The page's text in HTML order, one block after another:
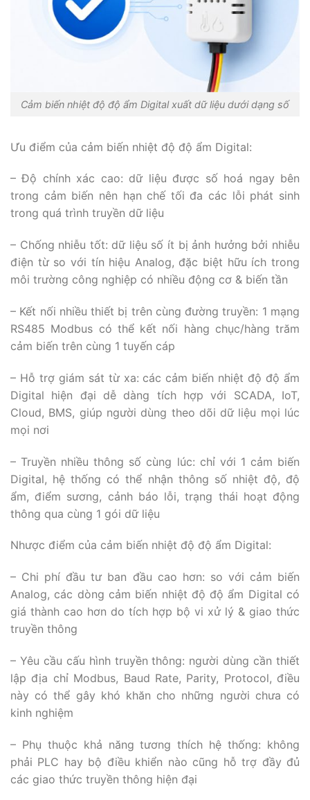
Cảm biến nhiệt độ độ ẩm Digital xuất dữ liệu dưới dạng số
Ưu điểm của cảm biến nhiệt độ độ ẩm Digital:
– Độ chính xác cao: dữ liệu được số hoá ngay bên
trong cảm biến nên hạn chế tối đa các lỗi phát sinh
trong quá trình truyền dữ liệu
– Chống nhiễu tốt: dữ liệu số ít bị ảnh hưởng bởi nhiễu
điện từ so với tín hiệu Analog, đặc biệt hữu ích trong
môi trường công nghiệp có nhiều động cơ & biến tần
– Kết nối nhiều thiết bị trên cùng đường truyền: 1 mạng
RS485 Modbus có thể kết nối hàng chục/hàng trăm
cảm biến trên cùng 1 tuyến cáp
– Hỗ trợ giám sát từ xa: các cảm biến nhiệt độ độ ẩm
Digital hiện đại dễ dàng tích hợp với SCADA, IoT,
Cloud, BMS, giúp người dùng theo dõi dữ liệu mọi lúc
mọi nơi
– Truyền nhiều thông số cùng lúc: chỉ với 1 cảm biến
Digital, hệ thống có thể nhận thông số nhiệt độ, độ
ẩm, điểm sương, cảnh báo lỗi, trạng thái hoạt động
thông qua cùng 1 gói dữ liệu
Nhược điểm của cảm biến nhiệt độ độ ẩm Digital:
– Chi phí đầu tư ban đầu cao hơn: so với cảm biến
Analog, các dòng cảm biến nhiệt độ độ ẩm Digital có
giá thành cao hơn do tích hợp bộ vi xử lý & giao thức
truyền thông
– Yêu cầu cấu hình truyền thông: người dùng cần thiết
lập địa chỉ Modbus, Baud Rate, Parity, Protocol, điều
này có thể gây khó khăn cho những người chưa có
kinh nghiệm
– Phụ thuộc khả năng tương thích hệ thống: không
phải PLC hay bộ điều khiển nào cũng hỗ trợ đầy đủ
các giao thức truyền thông hiện đại